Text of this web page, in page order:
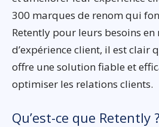
300 marques de renom qui
Retently pour leurs besoins
d’expérience client, il est clair
offre une solution fiable et
optimiser les relations clients.
Qu’est-ce que Retently ?